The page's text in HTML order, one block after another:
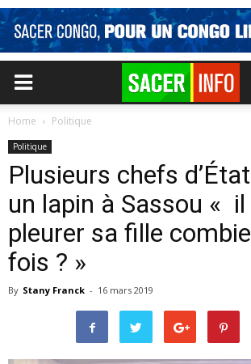
Home Politique
Politique
Plusieurs chefs
un lapin à Sassou « il
pleurer sa fille
fois ? »
By Stany Franck - 16 mars 2019